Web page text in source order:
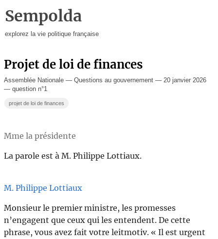
Sempolda
explorez la vie politique française
Projet de loi de finances
Assemblée Nationale — Questions au gouvernement — 20 janvier 2026
— question n°1
projet de loi de finances
Mme la présidente
La parole est à M. Philippe Lottiaux.
M. Philippe Lottiaux
Monsieur le premier ministre, les promesses
n’engagent que ceux qui les entendent. De cette
phrase, vous avez fait votre leitmotiv. « Il est urgent